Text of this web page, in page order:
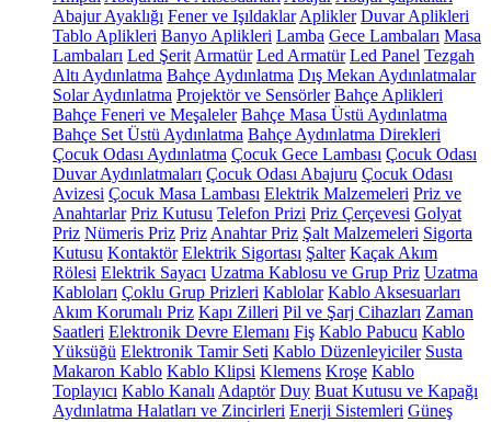
Abajur Ayaklığı Fener ve Işıldaklar Aplikler Duvar Aplikleri
Tablo Aplikleri Banyo Aplikleri Lamba Gece Lambaları Masa
Lambaları Led Şerit Armatür Led Armatür Led Panel Tezgah
Altı Aydınlatma Bahçe Aydınlatma Dış Mekan Aydınlatmalar
Solar Aydınlatma Projektör ve Sensörler Bahçe Aplikleri
Bahçe Feneri ve Meşaleler Bahçe Masa Üstü Aydınlatma
Bahçe Set Üstü Aydınlatma Bahçe Aydınlatma Direkleri
Çocuk Odası Aydınlatma Çocuk Gece Lambası Çocuk Odası
Duvar Aydınlatmaları Çocuk Odası Abajuru Çocuk Odası
Avizesi Çocuk Masa Lambası Elektrik Malzemeleri Priz ve
Anahtarlar Priz Kutusu Telefon Prizi Priz Çerçevesi Golyat
Priz Nümeris Priz Priz Anahtar Priz Şalt Malzemeleri Sigorta
Kutusu Kontaktör Elektrik Sigortası Şalter Kaçak Akım
Rölesi Elektrik Sayacı Uzatma Kablosu ve Grup Priz Uzatma
Kabloları Çoklu Grup Prizleri Kablolar Kablo Aksesuarları
Akım Korumalı Priz Kapı Zilleri Pil ve Şarj Cihazları Zaman
Saatleri Elektronik Devre Elemanı Fiş Kablo Pabucu Kablo
Yüksüğü Elektronik Tamir Seti Kablo Düzenleyiciler Susta
Makaron Kablo Kablo Klipsi Klemens Kroşe Kablo
Toplayıcı Kablo Kanalı Adaptör Duy Buat Kutusu ve Kapağı
Aydınlatma Halatları ve Zincirleri Enerji Sistemleri Güneş